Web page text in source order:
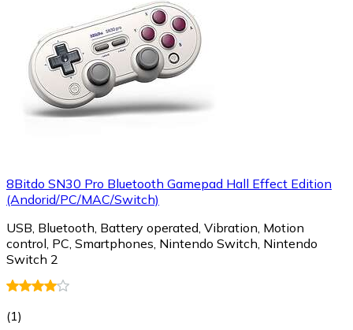
8Bitdo SN30 Pro Bluetooth Gamepad Hall Effect Edition
(Andorid/PC/MAC/Switch)
USB, Bluetooth, Battery operated, Vibration, Motion
control, PC, Smartphones, Nintendo Switch, Nintendo
Switch 2
(1)